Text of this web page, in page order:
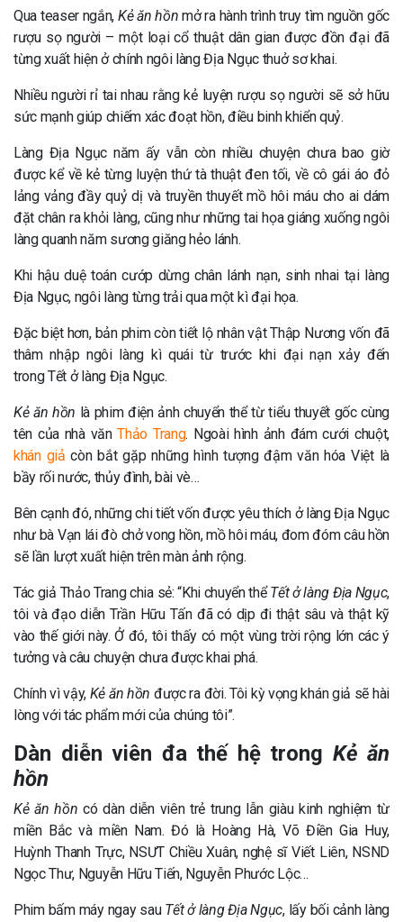
Qua teaser ngắn, Kẻ ăn hồn mở ra hành trình truy tìm nguồn gốc
rượu sọ người – một loại cổ thuật dân gian được đồn đại đã
từng xuất hiện ở chính ngôi làng Địa Ngục thuở sơ khai.
Nhiều người rỉ tai nhau rằng kẻ luyện rượu sọ người sẽ sở hữu
sức mạnh giúp chiếm xác đoạt hồn, điều binh khiển quỷ.
Làng Địa Ngục năm ấy vẫn còn nhiều chuyện chưa bao giờ
được kể về kẻ từng luyện thứ tà thuật đen tối, về cô gái áo đỏ
lảng vảng đầy quỷ dị và truyền thuyết mồ hôi máu cho ai dám
đặt chân ra khỏi làng, cũng như những tai họa giáng xuống ngôi
làng quanh năm sương giăng hẻo lánh.
Khi hậu duệ toán cướp dừng chân lánh nạn, sinh nhai tại làng
Địa Ngục, ngôi làng từng trải qua một kì đại họa.
Đặc biệt hơn, bản phim còn tiết lộ nhân vật Thập Nương vốn đã
thâm nhập ngôi làng kì quái từ trước khi đại nạn xảy đến
trong Tết ở làng Địa Ngục.
Kẻ ăn hồn là phim điện ảnh chuyển thể từ tiểu thuyết gốc cùng
tên của nhà vănThảo Trang. Ngoài hình ảnh đám cưới chuột,
khán giả còn bắt gặp những hình tượng đậm văn hóa Việt là
bầy rối nước, thủy đình, bài vè…
Bên cạnh đó, những chi tiết vốn được yêu thích ở làng Địa Ngục
như bà Vạn lái đò chở vong hồn, mồ hôi máu, đom đóm câu hồn
sẽ lần lượt xuất hiện trên màn ảnh rộng.
Tác giả Thảo Trang chia sẻ: “Khi chuyển thểTết ở làng Địa Ngục,
tôi và đạo diễn Trần Hữu Tấn đã có dịp đi thật sâu và thật kỹ
vào thế giới này. Ở đó, tôi thấy có một vùng trời rộng lớn các ý
tưởng và câu chuyện chưa được khai phá.
Chính vì vậy, Kẻ ăn hồn được ra đời. Tôi kỳ vọng khán giả sẽ hài
lòng với tác phẩm mới của chúng tôi”.
Dàn diễn viên đa thế hệ trong Kẻ ăn
hồn
Kẻ ăn hồn có dàn diễn viên trẻ trung lẫn giàu kinh nghiệm từ
miền Bắc và miền Nam. Đó là Hoàng Hà, Võ Điền Gia Huy,
Huỳnh Thanh Trực, NSƯT Chiều Xuân, nghệ sĩ Viết Liên, NSND
Ngọc Thư, Nguyễn Hữu Tiến, Nguyễn Phước Lộc…
Phim bấm máy ngay sau Tết ở làng Địa Ngục, lấy bối cảnh làng